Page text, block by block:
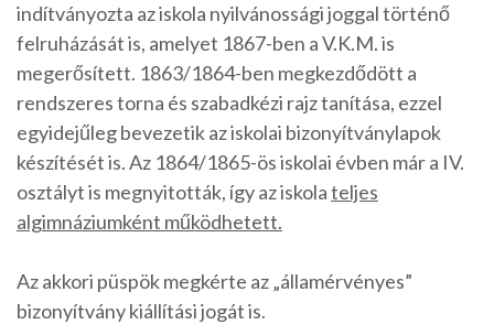
indítványozta az iskola nyilvánossági joggal történő
felruházását is, amelyet 1867-ben a V.K.M. is
megerősített. 1863/1864-ben megkezdődött a
rendszeres torna és szabadkézi rajz tanítása, ezzel
egyidejűleg bevezetik az iskolai bizonyítványlapok
készítését is. Az 1864/1865-ös iskolai évben már a IV.
osztályt is megnyitották, így az iskolateljes
algimnáziumként működhetett.
Az akkori püspök megkérte az „államérvényes”
bizonyítvány kiállítási jogát is.